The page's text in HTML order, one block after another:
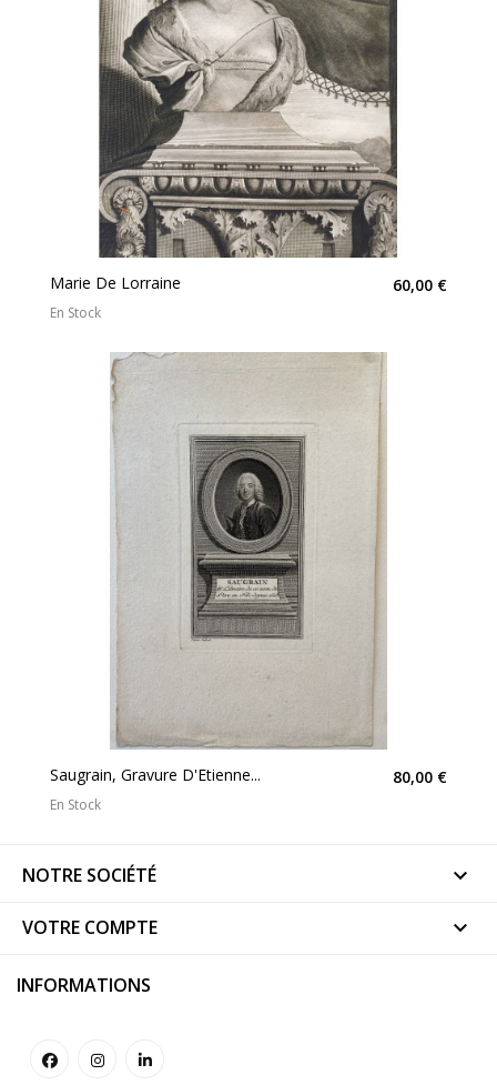
Marie De Lorraine 60,00 €
En Stock
Saugrain, Gravure D'Etienne... 80,00 €
En Stock
NOTRE SOCIÉTÉ 
VOTRE COMPTE 
INFORMATIONS